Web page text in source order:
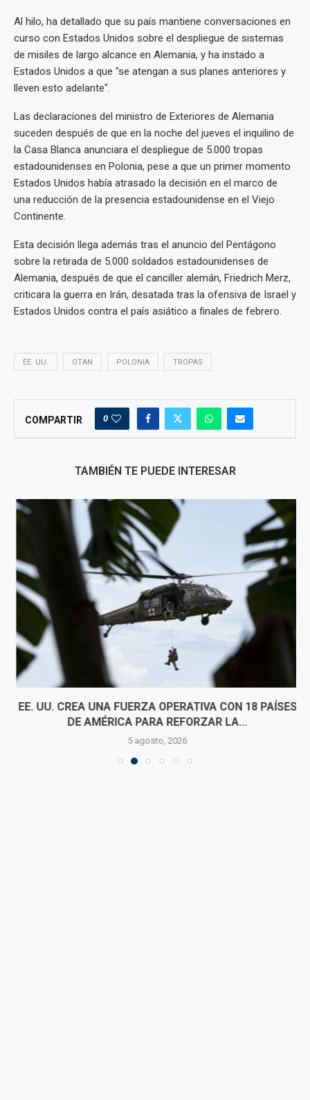
Al hilo, ha detallado que su país mantiene conversaciones en
curso con Estados Unidos sobre el despliegue de sistemas
de misiles de largo alcance en Alemania, y ha instado a
Estados Unidos a que "se atengan a sus planes anteriores y
lleven esto adelante".
Las declaraciones del ministro de Exteriores de Alemania
suceden después de que en la noche del jueves el inquilino de
la Casa Blanca anunciara el despliegue de 5.000 tropas
estadounidenses en Polonia, pese a que un primer momento
Estados Unidos había atrasado la decisión en el marco de
una reducción de la presencia estadounidense en el Viejo
Continente.
Esta decisión llega además tras el anuncio del Pentágono
sobre la retirada de 5.000 soldados estadounidenses de
Alemania, después de que el canciller alemán, Friedrich Merz,
criticara la guerra en Irán, desatada tras la ofensiva de Israel y
Estados Unidos contra el país asiático a finales de febrero.
EE. UU. OTAN POLONIA TROPAS
COMPARTIR 0
TAMBIÉN TE PUEDE INTERESAR
EE. UU. CREA UNA FUERZA OPERATIVA CON 18 PAÍSES
DE AMÉRICA PARA REFORZAR LA...
5 agosto, 2026